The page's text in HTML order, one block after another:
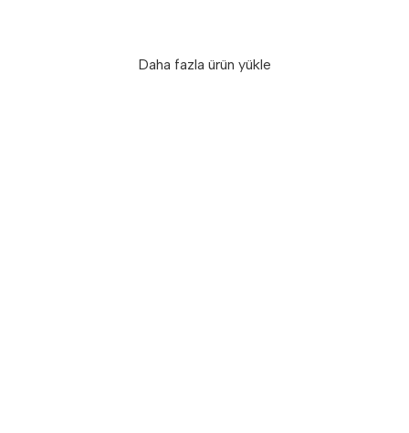
Daha fazla ürün yükle